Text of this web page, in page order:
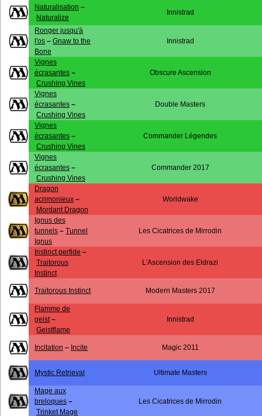
Naturalisation –
Naturalize
Innistrad
Ronger jusqu'à
l'os – Gnaw to the
Bone
Innistrad
Vignes
écrasantes –
Crushing Vines
Obscure Ascension
Vignes
écrasantes –
Crushing Vines
Double Masters
Vignes
écrasantes –
Crushing Vines
Commander Légendes
Vignes
écrasantes –
Crushing Vines
Commander 2017
Dragon
acrimonieux –
Mordant Dragon
Worldwake
Ignus des
tunnels – Tunnel
Ignus
Les Cicatrices de Mirrodin
Instinct perfide –
Traitorous
Instinct
L'Ascension des Eldrazi
Traitorous Instinct Modern Masters 2017
Flamme de
geist–
Geistflame
Innistrad
Incitation – Incite Magic 2011
Mystic Retrieval Ultimate Masters
Mage aux
breloques –
Trinket Mage
Les Cicatrices de Mirrodin